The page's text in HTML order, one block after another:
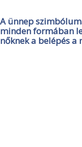
A ünnep
minden formában
nőknek a belépés a